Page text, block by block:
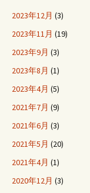
2023年12月 (3)
2023年11月 (19)
2023年9月 (3)
2023年8月 (1)
2023年4月 (5)
2021年7月 (9)
2021年6月 (3)
2021年5月 (20)
2021年4月 (1)
2020年12月 (3)